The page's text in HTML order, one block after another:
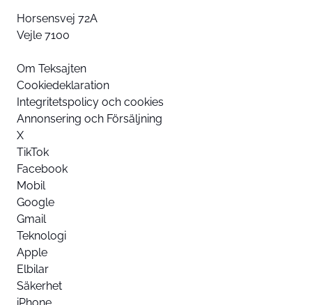
Horsensvej 72A
Vejle 7100
Om Teksajten
Cookiedeklaration
Integritetspolicy och cookies
Annonsering och Försäljning
X
TikTok
Facebook
Mobil
Google
Gmail
Teknologi
Apple
Elbilar
Säkerhet